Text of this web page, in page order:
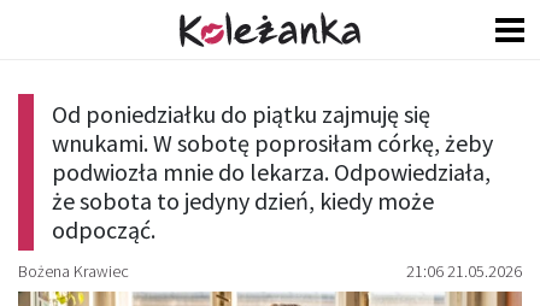
Od poniedziałku do piątku zajmuję się
wnukami. W sobotę poprosiłam córkę, żeby
podwiozła mnie do lekarza. Odpowiedziała,
że sobota to jedyny dzień, kiedy może
odpocząć.
Bożena Krawiec 21:06 21.05.2026